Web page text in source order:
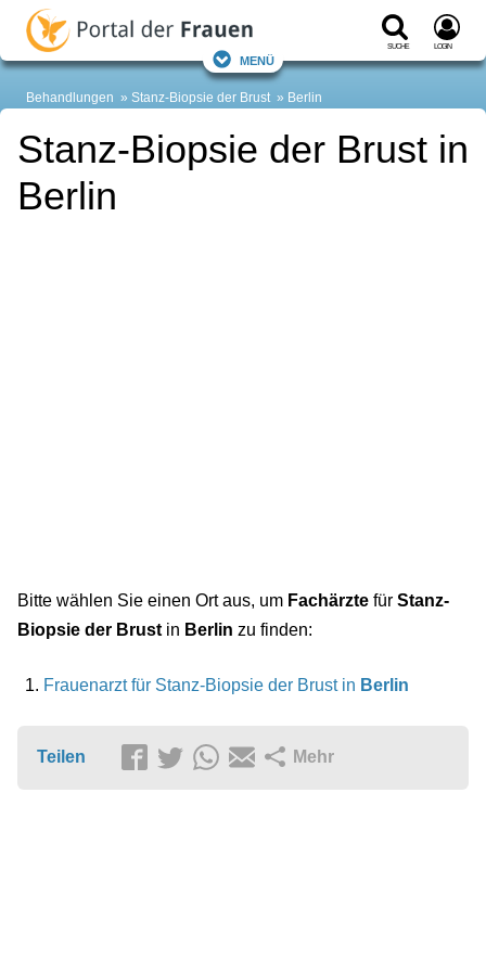
Suche Login
Menü
Behandlungen Stanz-Biopsie der Brust Berlin
Stanz-Biopsie der Brust in
Berlin
Bitte wählen Sie einen Ort aus, um Fachärzte für Stanz-
Biopsie der Brust in Berlin zu finden:
Frauenarzt für Stanz-Biopsie der Brust in Berlin
Teilen Mehr